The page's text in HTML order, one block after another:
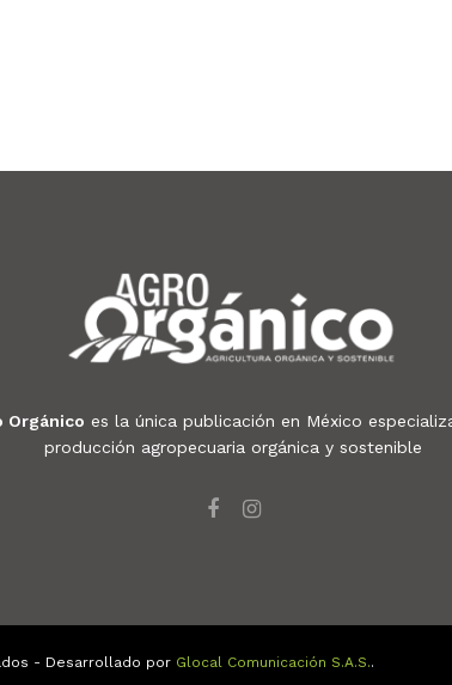
Orgánico es la única publicación en México
producción agropecuaria orgánica y sostenible
- Desarrollado por Glocal Comunicación S.A.S..